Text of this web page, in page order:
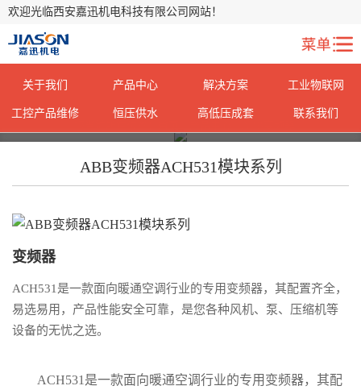
欢迎光临西安嘉迅机电科技有限公司网站！
关于我们 产品中心 解决方案 工业物联网
工控产品维修 恒压供水 高低压成套
联系我们
ABB变频器ACH531模块系列
变频器
ACH531是一款面向暖通空调行业的专用变频器，其配置齐全，
易选易用，产品性能安全可靠，是您各种风机、泵、压缩机等
设备的无忧之选。
ACH531是一款面向暖通空调行业的专用变频器，其配